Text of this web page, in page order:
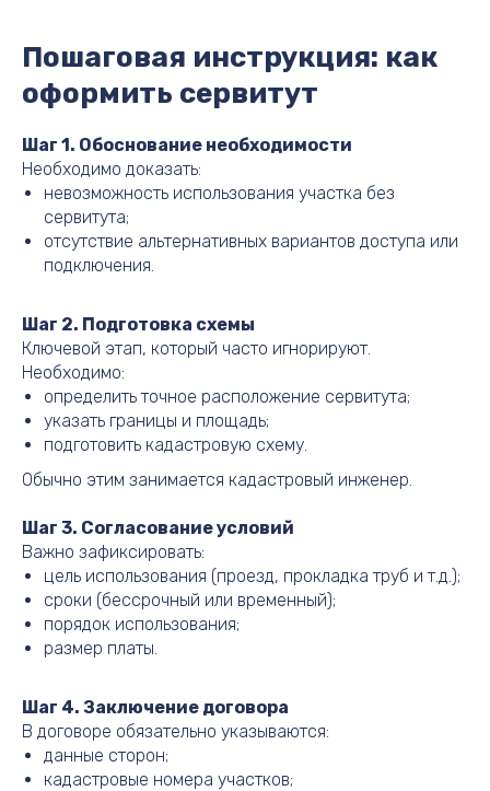
Пошаговая инструкция: как
оформить сервитут
Шаг 1. Обоснование необходимости
Необходимо доказать:
невозможность использования участка без
сервитута;
отсутствие альтернативных вариантов доступа или
подключения.
Шаг 2. Подготовка схемы
Ключевой этап, который часто игнорируют.
Необходимо:
определить точное расположение сервитута;
указать границы и площадь;
подготовить кадастровую схему.
Обычно этим занимается кадастровый инженер.
Шаг 3. Согласование условий
Важно зафиксировать:
цель использования (проезд, прокладка труб и т.д.);
сроки (бессрочный или временный);
порядок использования;
размер платы.
Шаг 4. Заключение договора
В договоре обязательно указываются:
данные сторон;
кадастровые номера участков;